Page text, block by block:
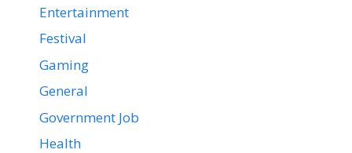
Entertainment
Festival
Gaming
General
Government Job
Health